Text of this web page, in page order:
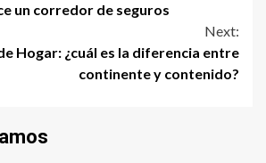
un corredor de seguros
Next:
Hogar: ¿cuál es la diferencia entre
continente y contenido?